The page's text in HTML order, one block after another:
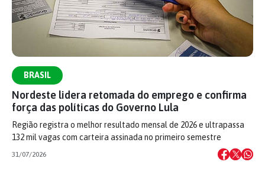
BRASIL
Nordeste lidera retomada do emprego e confirma
força das políticas do Governo Lula
Região registra o melhor resultado mensal de 2026 e ultrapassa
132 mil vagas com carteira assinada no primeiro semestre
31/07/2026